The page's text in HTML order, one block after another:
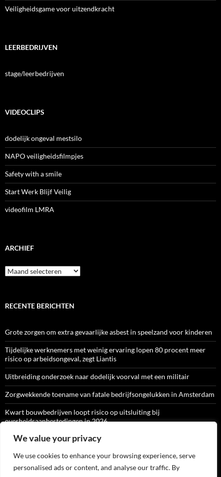
We value your privacy
We use cookies to enhance your browsing experience, serve
personalised ads or content, and analyse our traffic. By
Veiligheidsgame voor uitzendkracht
LEERBEDRIJVEN
stage/leerbedrijven
VIDEOCLIPS
dodelijk ongeval mestsilo
NAPO veiligheidsfilmpjes
Safety with a smile
Start Werk Blijf Veilig
videofilm LMRA
ARCHIEF
Archief
RECENTE BERICHTEN
Grote zorgen om extra gevaarlijke asbest in speelzand voor kinderen
Tijdelijke werknemers met weinig ervaring lopen 80 procent meer
risico op arbeidsongeval, zegt Liantis
Uitbreiding onderzoek naar dodelijk voorval met een militair
Zorgwekkende toename van fatale bedrijfsongelukken in Amsterdam
Kwart bouwbedrijven loopt risico op uitsluiting bij
overheidsaanbestedingen in 2026
ARBO-CATALOGI